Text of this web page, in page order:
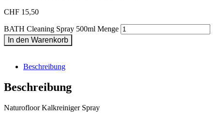
CHF 15,50
BATH Cleaning Spray 500ml Menge
In den Warenkorb
Beschreibung
Beschreibung
Naturofloor Kalkreiniger Spray